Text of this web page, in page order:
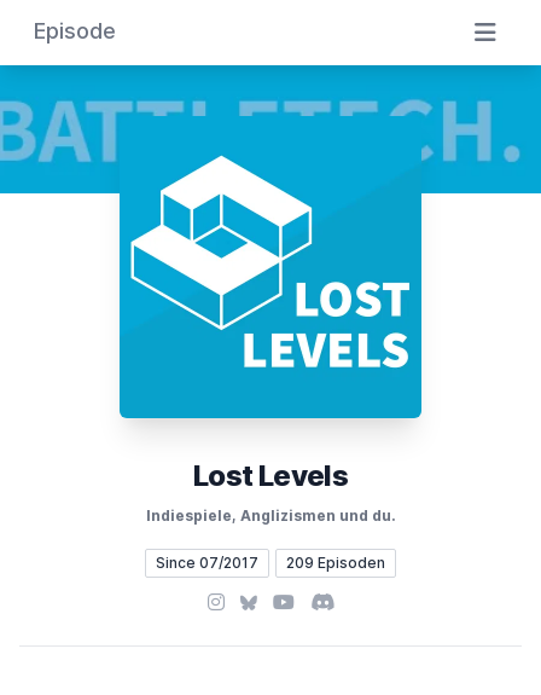
Episode
Lost Levels
Indiespiele, Anglizismen und du.
Since 07/2017 209 Episoden
Instagram
BlueskyYouTubeDiscord